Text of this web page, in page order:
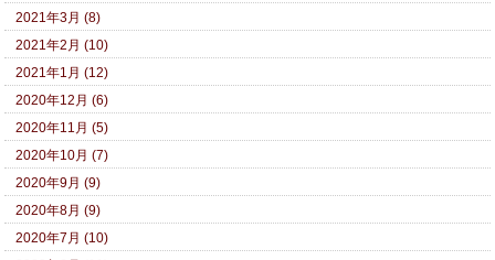
2021年3月 (8)
2021年2月 (10)
2021年1月 (12)
2020年12月 (6)
2020年11月 (5)
2020年10月 (7)
2020年9月 (9)
2020年8月 (9)
2020年7月 (10)